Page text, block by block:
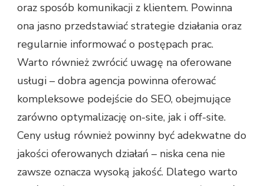
oraz sposób komunikacji z klientem. Powinna
ona jasno przedstawiać strategie działania oraz
regularnie informować o postępach prac.
Warto również zwrócić uwagę na oferowane
usługi – dobra agencja powinna oferować
kompleksowe podejście do SEO, obejmujące
zarówno optymalizację on-site, jak i off-site.
Ceny usług również powinny być adekwatne do
jakości oferowanych działań – niska cena nie
zawsze oznacza wysoką jakość. Dlatego warto